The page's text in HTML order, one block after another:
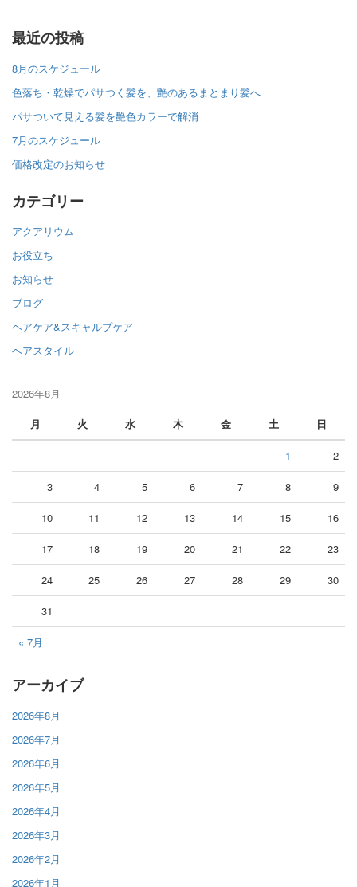
最近の投稿
8月のスケジュール
色落ち・乾燥でパサつく髪を、艶のあるまとまり髪へ
パサついて見える髪を艶色カラーで解消
7月のスケジュール
価格改定のお知らせ
カテゴリー
アクアリウム
お役立ち
お知らせ
ブログ
ヘアケア&スキャルプケア
ヘアスタイル
2026年8月
月
火 水 木 金 土 日
« 7月
1 2
3 4 5 6 7 8 9
10 11 12 13 14 15 16
17 18 19 20 21 22 23
24 25 26 27 28 29 30
31
アーカイブ
2026年8月
2026年7月
2026年6月
2026年5月
2026年4月
2026年3月
2026年2月
2026年1月